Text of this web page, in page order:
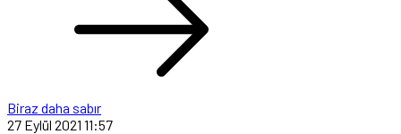
Biraz daha sabır
27 Eylül 2021 11:57